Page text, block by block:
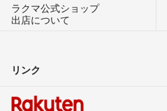
ラクマ公式ショップ
出店について
リンク